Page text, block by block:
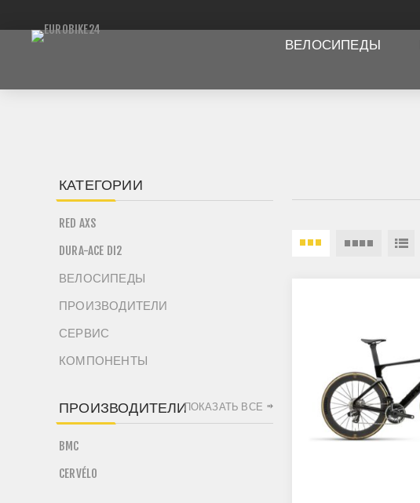
ВЕЛОСИПЕДЫ
КАТЕГОРИИ
RED AXS
DURA-ACE DI2
ВЕЛОСИПЕДЫ
ПРОИЗВОДИТЕЛИ
СЕРВИС
КОМПОНЕНТЫ
ПРОИЗВОДИТЕЛИ
BMC
CERVÉLO
ПОКАЗАТЬ ВСЕ